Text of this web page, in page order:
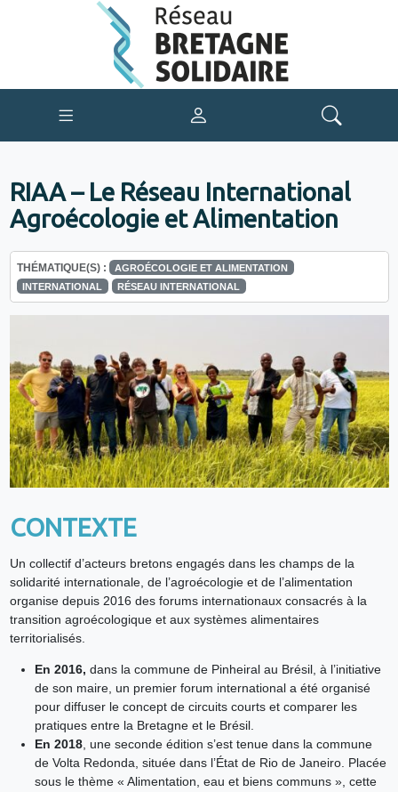
RIAA – Le Réseau International
Agroécologie et Alimentation
THÉMATIQUE(S) :
AGROÉCOLOGIE ET ALIMENTATION
INTERNATIONAL
RÉSEAU INTERNATIONAL
CONTEXTE
Un collectif d’acteurs bretons engagés dans les champs de la
solidarité internationale, de l’agroécologie et de l’alimentation
organise depuis 2016 des forums internationaux consacrés à la
transition agroécologique et aux systèmes alimentaires
territorialisés.
En 2016, dans la commune de Pinheiral au Brésil, à l’initiative
de son maire, un premier forum international a été organisé
pour diffuser le concept de circuits courts et comparer les
pratiques entre la Bretagne et le Brésil.
En 2018, une seconde édition s’est tenue dans la commune
de Volta Redonda, située dans l’État de Rio de Janeiro. Placée
sous le thème « Alimentation, eau et biens communs », cette